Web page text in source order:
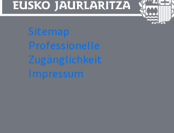
Sitemap
Professionelle
Zugänglichkeit
Impressum